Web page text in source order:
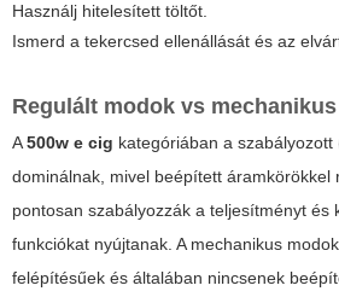
Használj hitelesített töltőt.
Ismerd a tekercsed ellenállását és az
Regulált modok vs
A500w e cig kategóriában a
dominálnak, mivel beépített áramkörökkel
pontosan szabályozzák a teljesítményt és
funkciókat nyújtanak. A mechanikus
felépítésűek és általában nincsenek